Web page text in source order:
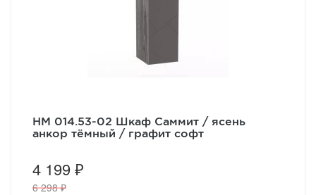
НМ 014.53-02 Шкаф Саммит / ясень
анкор тёмный / графит софт
4 199 ₽
6 298 ₽